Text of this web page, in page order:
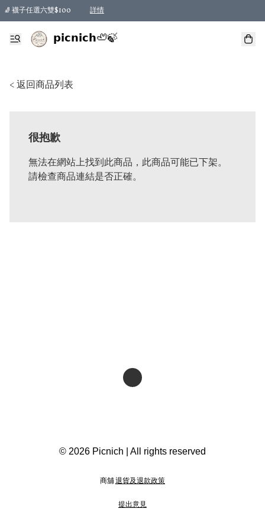
🧦 襪子任選六雙$100 詳情
𝗽𝗶𝗰𝗻𝗶𝗰𝗵🦥🍃
< 返回商品列表
很抱歉
無法在網站上找到此商品，此商品可能已下架。
請檢查商品連結是否正確。
© 2026 Picnich | All rights reserved
商舖退貨及退款政策
提出意見